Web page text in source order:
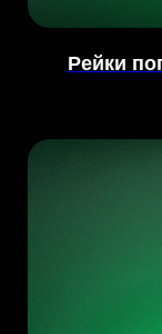
Рейки